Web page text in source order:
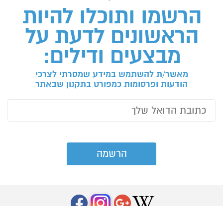
הרשמו ותוכלו להיות
הראשונים לדעת על
מבצעים ודילים:
מאשר/ת להשתמש במידע שמסרתי לצרכי
הודעות ופרסומות כמפורט בתקנון שבאתר